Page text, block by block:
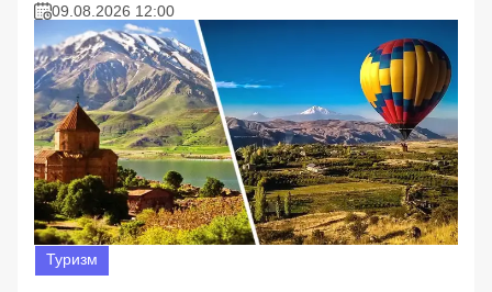
09.08.2026 12:00
Туризм